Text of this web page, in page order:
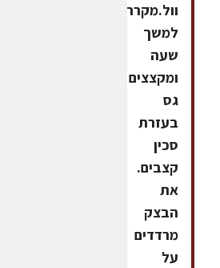
וול.מקררים
למשך
שעה
ומקצצים
גס
בעזרת
סכין
קצבים.
את
הבצק
מרדדים
על